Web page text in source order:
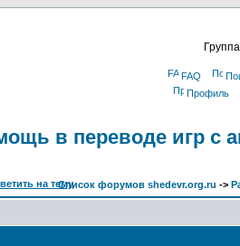
FAQ
Профиль
в переводе игр с
Список форумов shedevr.org.ru ->